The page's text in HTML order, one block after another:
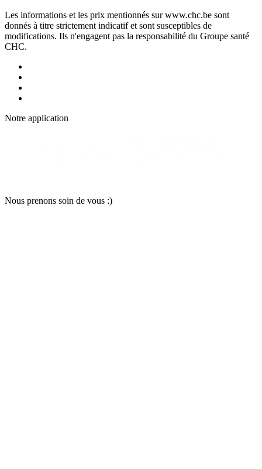
Les informations et les prix mentionnés sur www.chc.be sont
donnés à titre strictement indicatif et sont susceptibles de
modifications. Ils n'engagent pas la responsabilité du Groupe santé
CHC.
Notre application
Nous prenons soin de vous :)